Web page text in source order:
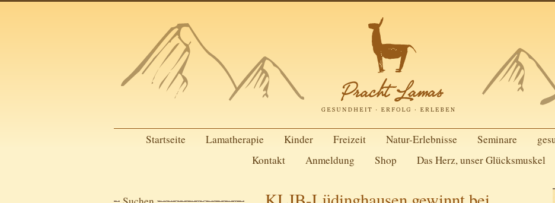
Startseite Lamatherapie Kinder Freizeit Natur-Erlebnisse Seminare
Kontakt
Anmeldung Shop Das Herz, unser Glücksmuskel